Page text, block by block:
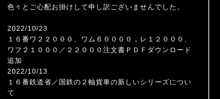
色々とご心配お掛けして申し訳ございませんでした。
2022/10/23
１６番ワ２２０００、ワム６００００，レ１２０００、
ワフ２１０００／２２０００注文書ＰＤＦダウンロード
追加
2022/10/13
１６番鉄道省／国鉄の２軸貨車の新しいシリーズについ
て